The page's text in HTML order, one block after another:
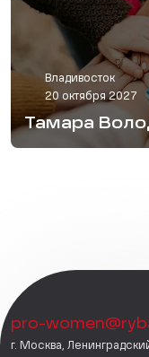
Владивосток
20 октября 2027
Тамара
pro-
г. Москва,